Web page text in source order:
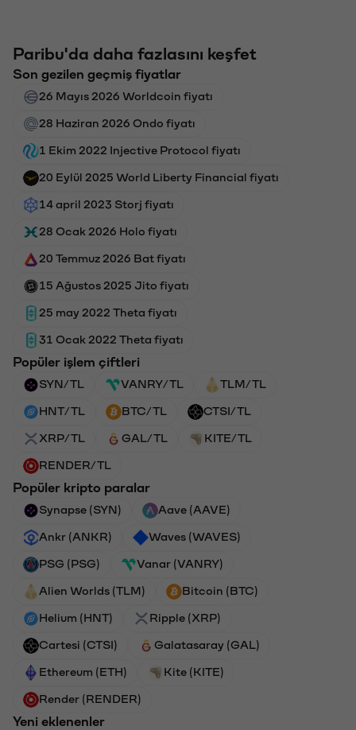
Paribu'da daha fazlasını keşfet
Son gezilen geçmiş fiyatlar
26 Mayıs 2026 Worldcoin fiyatı
28 Haziran 2026 Ondo fiyatı
1 Ekim 2022 Injective Protocol fiyatı
20 Eylül 2025 World Liberty Financial fiyatı
14 april 2023 Storj fiyatı
28 Ocak 2026 Holo fiyatı
20 Temmuz 2026 Bat fiyatı
15 Ağustos 2025 Jito fiyatı
25 may 2022 Theta fiyatı
31 Ocak 2022 Theta fiyatı
Popüler işlem çiftleri
SYN/TL VANRY/TL TLM/TL
HNT/TL BTC/TL CTSI/TL
XRP/TL GAL/TL KITE/TL
RENDER/TL
Popüler kripto paralar
Synapse (SYN) Aave (AAVE)
Ankr (ANKR) Waves (WAVES)
PSG (PSG) Vanar (VANRY)
Alien Worlds (TLM) Bitcoin (BTC)
Helium (HNT) Ripple (XRP)
Cartesi (CTSI) Galatasaray (GAL)
Ethereum (ETH) Kite (KITE)
Render (RENDER)
Yeni eklenenler